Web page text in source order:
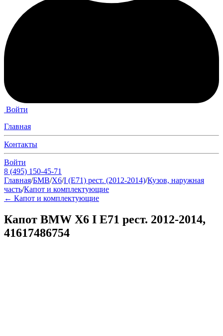
Войти
Главная
Контакты
Войти
8 (495) 150-45-71
Главная/БМВ/Х6/I (E71) рест. (2012-2014)/Кузов, наружная
часть/Капот и комплектующие
← Капот и комплектующие
Капот BMW Х6 I E71 рест. 2012-2014,
41617486754